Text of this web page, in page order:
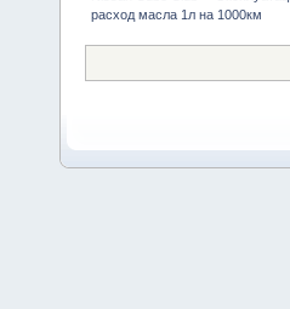
расход масла 1л на 1000км